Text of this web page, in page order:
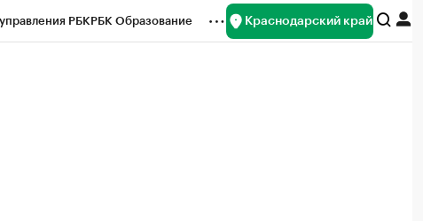
РБКРБК Образование Краснодарский край